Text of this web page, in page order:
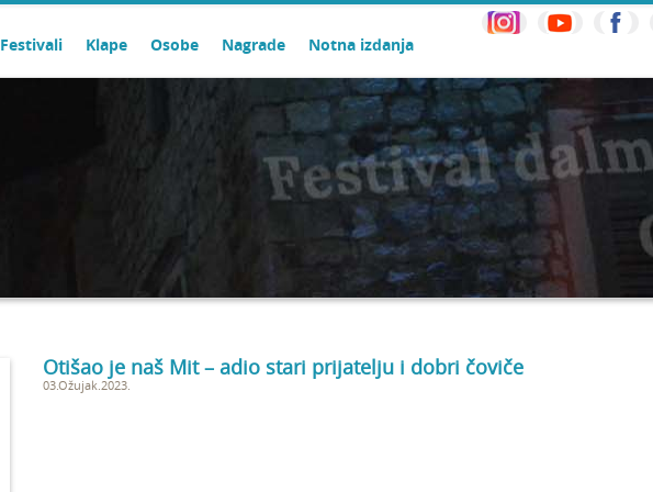
Festivali Klape Osobe Nagrade Notna izdanja
Otišao je naš Mit – adio stari prijatelju i dobri čoviče
03.Ožujak.2023.